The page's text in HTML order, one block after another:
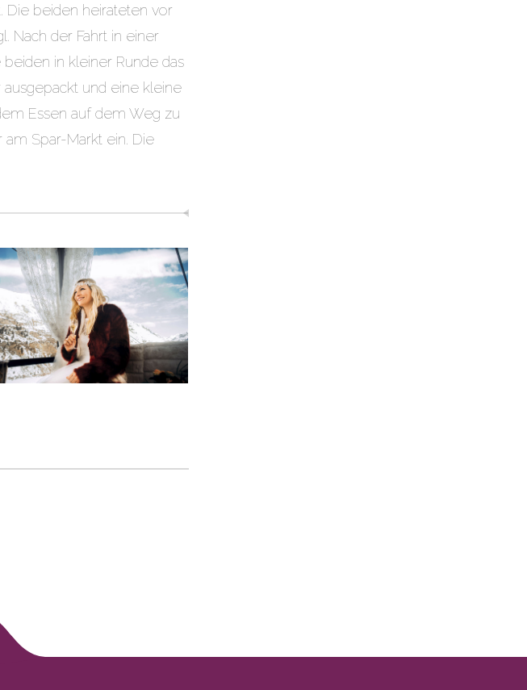
Die beiden heirateten vor
Nach der Fahrt in einer
in kleiner Runde das
und eine kleine
Essen auf dem Weg zu
Spar-Markt ein. Die